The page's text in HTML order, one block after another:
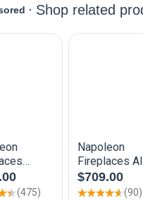
sluiting
x Br. 54 x D 43